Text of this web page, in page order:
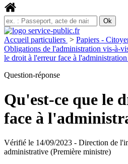
Accueil particuliers > Papiers -
Obligations de l'administration vis-à-
le droit à l'erreur face à l'administration
Question-réponse
Qu'est-ce que le
face à
Vérifié le 14/09/2023 - Direction de
administrative (Première ministre)